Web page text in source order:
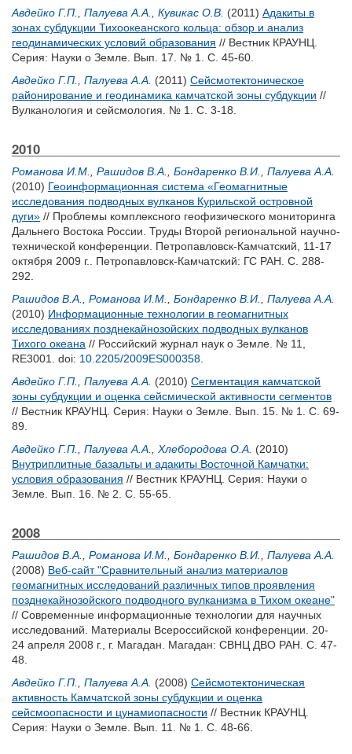
Авдейко Г.П. Палуева А.А. Кувикас О.В. (2011) Адакиты в
зонах субдукции Тихоокеанского кольца: обзор и анализ
геодинамических условий образования // Вестник КРАУНЦ.
Серия: Науки о Земле. Вып. 17. № 1. С. 45-60.
Авдейко Г.П.
Палуева А.А. (2011) Сейсмотектоническое
районирование и геодинамика камчатской зоны субдукции //
Вулканология и сейсмология. № 1. С. 3-18.
2010
Романова И.М. Рашидов В.А. Бондаренко В.И.
Палуева А.А.
(2010) Геоинформационная система «Геомагнитные
исследования подводных вулканов Курильской островной
дуги» // Проблемы комплексного геофизического мониторинга
Дальнего Востока России. Труды Второй региональной научно-
технической конференции. Петропавловск-Камчатский, 11-17
октября 2009 г.. Петропавловск-Камчатский: ГС РАН. С. 288-
292.
Рашидов В.А.
Романова И.М. Бондаренко В.И.
Палуева А.А.
(2010) Информационные технологии в геомагнитных
исследованиях позднекайнозойских подводных вулканов
Тихого океана // Российский журнал наук о Земле. № 11,
RE3001. doi: 10.2205/2009ES000358
Авдейко Г.П.
Палуева А.А. (2010) Сегментация камчатской
зоны субдукции и оценка сейсмической активности сегментов
// Вестник КРАУНЦ. Серия: Науки о Земле. Вып. 15. № 1. С. 69-
89.
Авдейко Г.П.
Палуева А.А. Хлебородова О.А. (2010)
Внутриплитные базальты и адакиты Восточной Камчатки:
условия образования // Вестник КРАУНЦ. Серия: Науки о
Земле. Вып. 16. № 2. С. 55-65.
2008
Рашидов В.А. Романова И.М. Бондаренко В.И.
Палуева А.А.
(2008) Веб-сайт "Сравнительный анализ материалов
геомагнитных исследований различных типов проявления
позднекайнозойского подводного вулканизма в Тихом океане"
// Современные информационные технологии для научных
исследований. Материалы Всероссийской конференции. 20-
24 апреля 2008 г., г. Магадан. Магадан: СВНЦ ДВО РАН. С. 47-
48.
Авдейко Г.П.
Палуева А.А. (2008) Сейсмотектоническая
активность Камчатской зоны субдукции и оценка
сейсмоопасности и цунамиопасности // Вестник КРАУНЦ.
Серия: Науки о Земле. Вып. 11. № 1. С. 48-66.